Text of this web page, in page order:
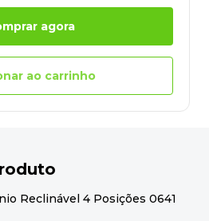
agora
ao carrinho
Reclinável 4 Posições 0641